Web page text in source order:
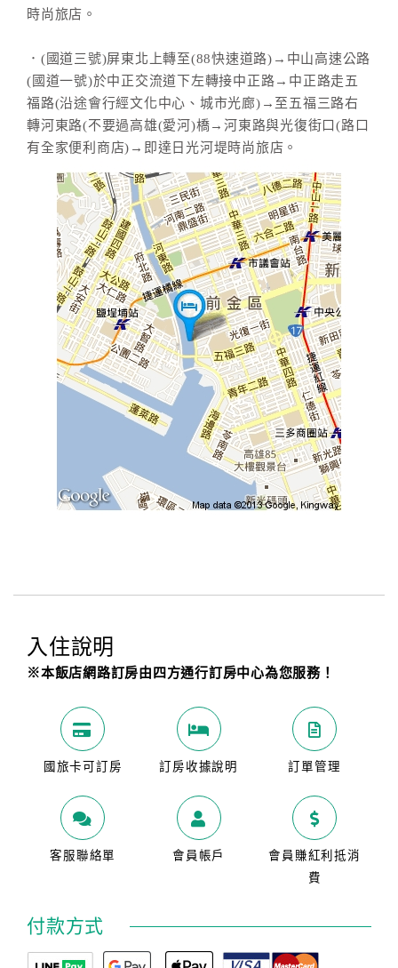
時尚旅店。
．(國道三號)屏東北上轉至(88快速道路)→中山高速公路
(國道一號)於中正交流道下左轉接中正路→中正路走五
福路(沿途會行經文化中心、城市光廊)→至五福三路右
轉河東路(不要過高雄(愛河)橋→河東路與光復街口(路口
有全家便利商店)→即達日光河堤時尚旅店。
入住說明
※本飯店網路訂房由四方通行訂房中心為您服務！
國旅卡可訂房 訂房收據說明 訂單管理
客服聯絡單 會員帳戶
會員賺紅利抵消
費
付款方式